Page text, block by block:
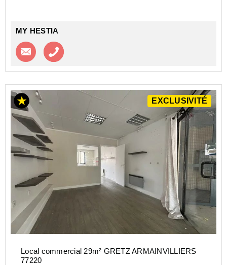
MY HESTIA
Contacter l'agence
EXCLUSIVITÉ
Local commercial 29m² GRETZ ARMAINVILLIERS
77220